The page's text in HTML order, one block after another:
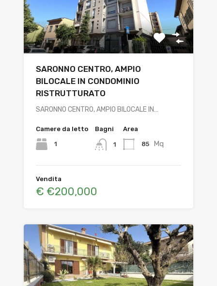
SARONNO CENTRO, AMPIO
BILOCALE IN CONDOMINIO
RISTRUTTURATO
SARONNO CENTRO, AMPIO BILOCALE IN…
Camere da letto
1
Bagni
1
Area
85 Mq
Vendita
€ €200,000